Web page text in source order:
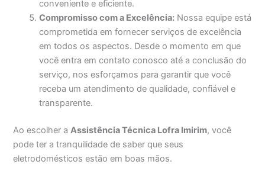
conveniente e eficiente.
Compromisso com a Excelência: Nossa equipe está
comprometida em fornecer serviços de excelência
em todos os aspectos. Desde o momento em que
você entra em contato conosco até a conclusão do
serviço, nos esforçamos para garantir que você
receba um atendimento de qualidade, confiável e
transparente.
Ao escolher aAssistência Técnica Lofra Imirim, você
pode ter a tranquilidade de saber que seus
eletrodomésticos estão em boas mãos.